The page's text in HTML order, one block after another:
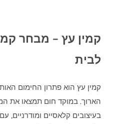
קמין עץ – מבחר
לבית
קמין עץ הוא פתרון החימום
הארוך. במוקד חום תמצאו את
בעיצובים קלאסיים ומודרניים,